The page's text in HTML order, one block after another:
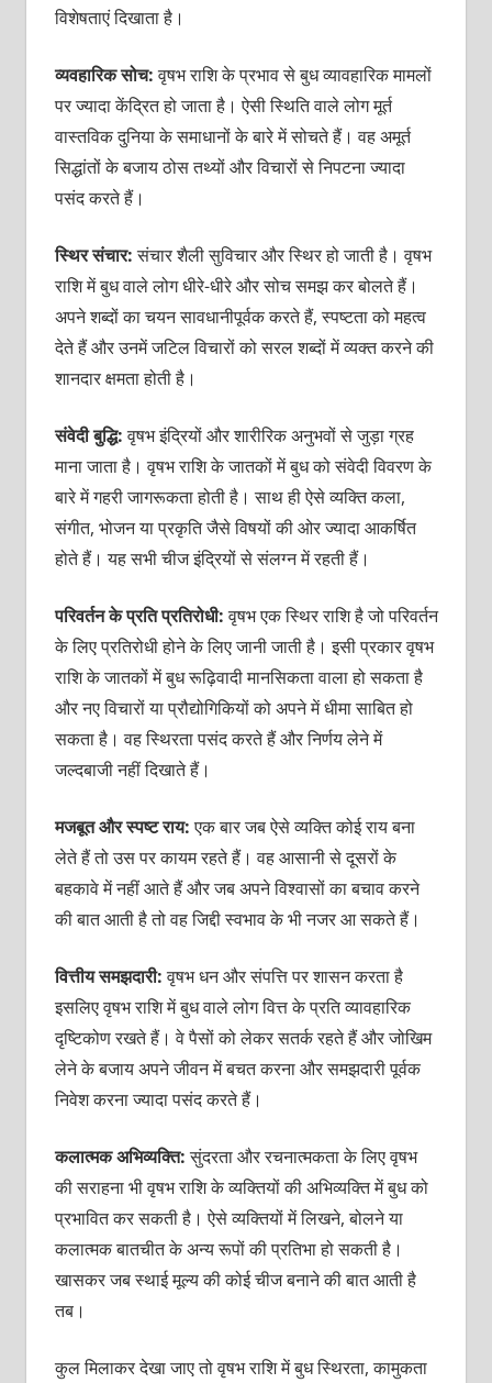
विशेषताएं दिखाता है।
व्यवहारिक सोच:वृषभ राशि के प्रभाव से बुध व्यावहारिक मामलों
पर ज्यादा केंद्रित हो जाता है। ऐसी स्थिति वाले लोग मूर्त
वास्तविक दुनिया के समाधानों के बारे में सोचते हैं। वह अमूर्त
सिद्धांतों के बजाय ठोस तथ्यों और विचारों से निपटना ज्यादा
पसंद करते हैं।
स्थिर संचार:संचार शैली सुविचार और स्थिर हो जाती है। वृषभ
राशि में बुध वाले लोग धीरे-धीरे और सोच समझ कर बोलते हैं।
अपने शब्दों का चयन सावधानीपूर्वक करते हैं, स्पष्टता को महत्व
देते हैं और उनमें जटिल विचारों को सरल शब्दों में व्यक्त करने की
शानदार क्षमता होती है।
संवेदी बुद्धि:वृषभ इंद्रियों और शारीरिक अनुभवों से जुड़ा ग्रह
माना जाता है। वृषभ राशि के जातकों में बुध को संवेदी विवरण के
बारे में गहरी जागरूकता होती है। साथ ही ऐसे व्यक्ति कला,
संगीत, भोजन या प्रकृति जैसे विषयों की ओर ज्यादा आकर्षित
होते हैं। यह सभी चीज इंद्रियों से संलग्न में रहती हैं।
परिवर्तन के प्रति प्रतिरोधी:वृषभ एक स्थिर राशि है जो परिवर्तन
के लिए प्रतिरोधी होने के लिए जानी जाती है। इसी प्रकार वृषभ
राशि के जातकों में बुध रूढ़िवादी मानसिकता वाला हो सकता है
और नए विचारों या प्रौद्योगिकियों को अपने में धीमा साबित हो
सकता है। वह स्थिरता पसंद करते हैं और निर्णय लेने में
जल्दबाजी नहीं दिखाते हैं।
मजबूत और स्पष्ट राय:एक बार जब ऐसे व्यक्ति कोई राय बना
लेते हैं तो उस पर कायम रहते हैं। वह आसानी से दूसरों के
बहकावे में नहीं आते हैं और जब अपने विश्वासों का बचाव करने
की बात आती है तो वह जिद्दी स्वभाव के भी नजर आ सकते हैं।
वित्तीय समझदारी:वृषभ धन और संपत्ति पर शासन करता है
इसलिए वृषभ राशि में बुध वाले लोग वित्त के प्रति व्यावहारिक
दृष्टिकोण रखते हैं। वे पैसों को लेकर सतर्क रहते हैं और जोखिम
लेने के बजाय अपने जीवन में बचत करना और समझदारी पूर्वक
निवेश करना ज्यादा पसंद करते हैं।
कलात्मक अभिव्यक्ति:सुंदरता और रचनात्मकता के लिए वृषभ
की सराहना भी वृषभ राशि के व्यक्तियों की अभिव्यक्ति में बुध को
प्रभावित कर सकती है। ऐसे व्यक्तियों में लिखने, बोलने या
कलात्मक बातचीत के अन्य रूपों की प्रतिभा हो सकती है।
खासकर जब स्थाई मूल्य की कोई चीज बनाने की बात आती है
तब।
कुल मिलाकर देखा जाए तो वृषभ राशि में बुध स्थिरता, कामुकता